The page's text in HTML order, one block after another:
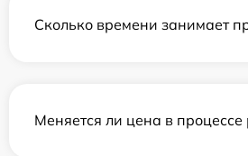
Сколько времени занимает
Меняется ли цена в процессе